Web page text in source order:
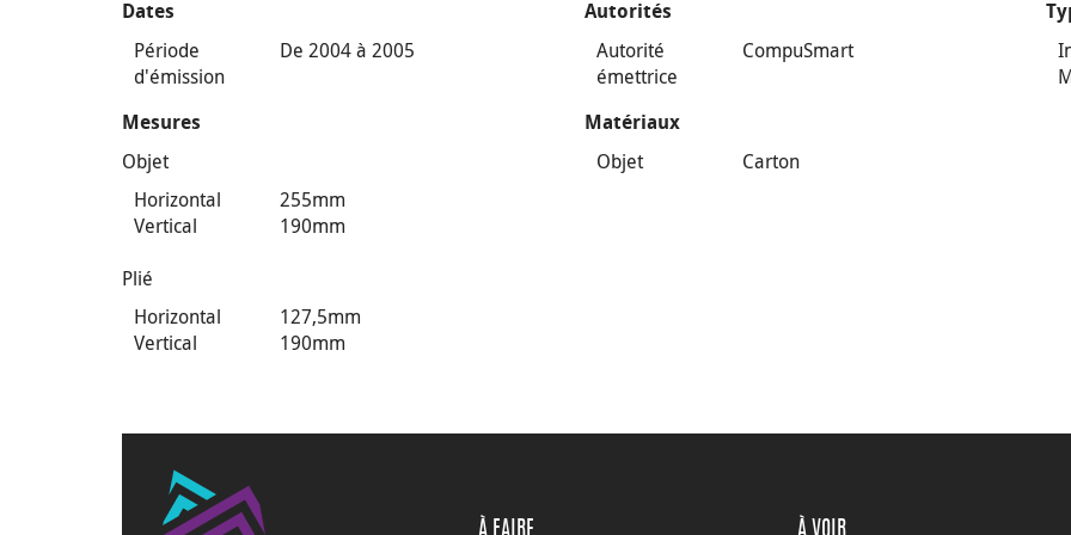
Dates
Période
d'émission
De 2004 à 2005
Autorités
Autorité
émettrice
CompuSmart
Mesures
Objet
Horizontal
255mm
Vertical
190mm
Plié
Horizontal
127,5mm
Vertical
190mm
Matériaux
Objet Carton